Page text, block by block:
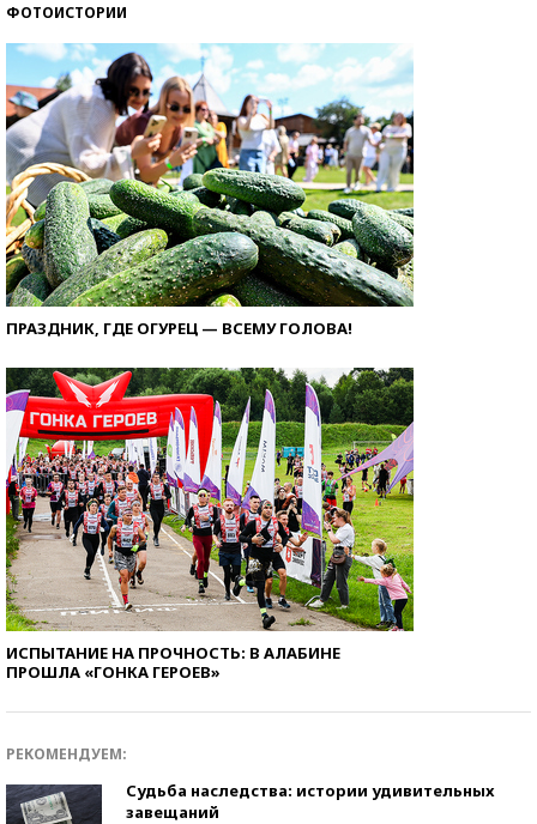
ФОТОИСТОРИИ
ПРАЗДНИК, ГДЕ ОГУРЕЦ — ВСЕМУ ГОЛОВА!
ИСПЫТАНИЕ НА ПРОЧНОСТЬ: В АЛАБИНЕ
ПРОШЛА «ГОНКА ГЕРОЕВ»
РЕКОМЕНДУЕМ:
Судьба наследства: истории удивительных
завещаний